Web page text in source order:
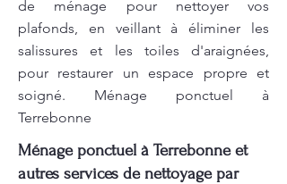
de ménage pour nettoyer vos
plafonds, en veillant à éliminer les
salissures et les toiles d'araignées,
pour restaurer un espace propre et
soigné. Ménage ponctuel à
Terrebonne
Ménage ponctuel à Terrebonne et
autres services de nettoyage par